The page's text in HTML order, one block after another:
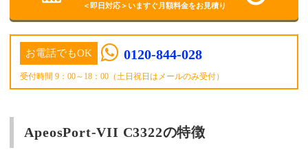
＜即日対応＞いますぐ月額料金をお見積り
お電話でもOK 0120-844-028
受付時間 9：00～18：00（土日祝日はメールのみ受付）
ApeosPort-VII C3322の特徴